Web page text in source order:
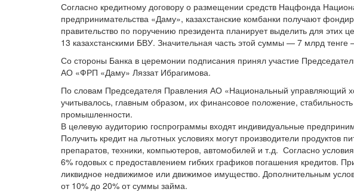
Согласно кредитному договору о размещении средств Нацфонда
предпринимательства «Даму», казахстанские комбанки получают
правительство по поручению президента планирует выделить для
13 казахстанскими БВУ. Значительная часть этой суммы — 7 млрд
Со стороны Банка в церемонии подписания принял участие
АО «ФРП «Даму» Ляззат Ибрагимова.
По словам Председателя Правления АО «Национальный управляющий
учитывалось, главным образом, их финансовое положение,
промышленности.
В целевую аудиторию госпрограммы входят индивидуальные
Получить кредит на льготных условиях могут производители
препаратов, техники, компьютеров, автомобилей и т.д. Согласно
6% годовых с предоставлением гибких графиков погашения кредитов.
ликвидное недвижимое или движимое имущество. Дополнительным
от 10% до 20% от суммы займа.